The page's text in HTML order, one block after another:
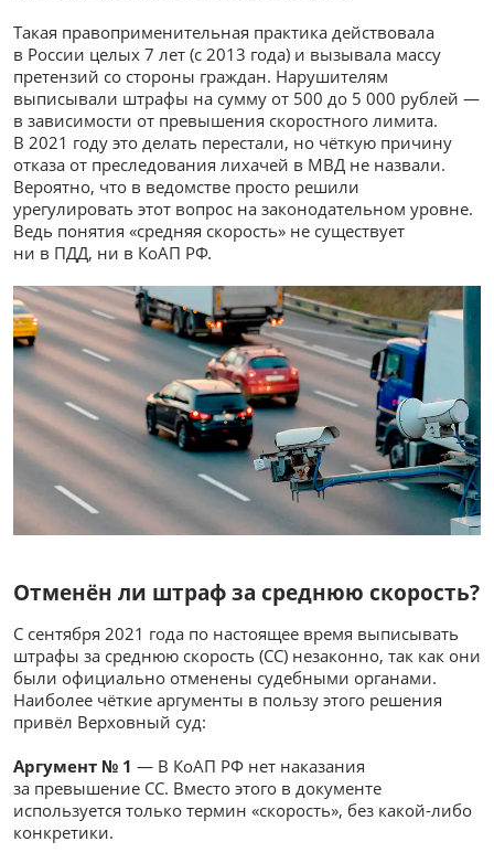
Такая правоприменительная практика действовала
в России целых 7 лет (с 2013 года) и вызывала массу
претензий со стороны граждан. Нарушителям
выписывали штрафы на сумму от 500 до 5 000 рублей —
в зависимости от превышения скоростного лимита.
В 2021 году это делать перестали, но чёткую причину
отказа от преследования лихачей в МВД не назвали.
Вероятно, что в ведомстве просто решили
урегулировать этот вопрос на законодательном уровне.
Ведь понятия «средняя скорость» не существует
ни в ПДД, ни в КоАП РФ.
Отменён ли штраф за среднюю скорость?
С сентября 2021 года по настоящее время выписывать
штрафы за среднюю скорость (СС) незаконно, так как они
были официально отменены судебными органами.
Наиболее чёткие аргументы в пользу этого решения
привёл Верховный суд:
Аргумент № 1 — В КоАП РФ нет наказания
за превышение СС. Вместо этого в документе
используется только термин «скорость», без какой-либо
конкретики.